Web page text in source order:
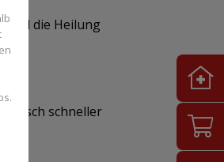
und die Heilung
schneller